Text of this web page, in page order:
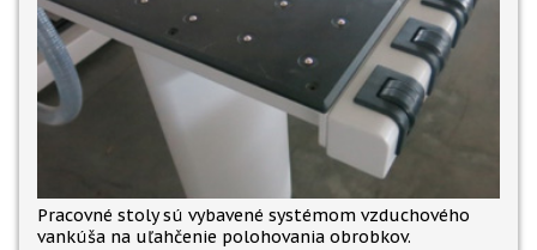
Pracovné stoly sú vybavené systémom vzduchového
vankúša na uľahčenie polohovania obrobkov.